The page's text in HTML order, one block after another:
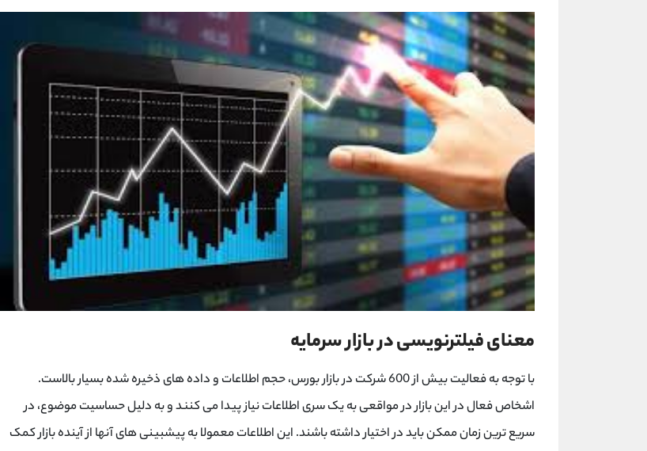
معنای فیلترنویسی در بازار سرمایه
با توجه به فعالیت بیش از 600 شرکت در بازار بورس، حجم اطلاعات و داده های ذخیره شده بسیار بالاست.
اشخاص فعال در این بازار در مواقعی به یک سری اطلاعات نیاز پیدا می کنند و به دلیل حساسیت موضوع، در
سریع ترین زمان ممکن باید در اختیار داشته باشند. این اطلاعات معمولا به پیشبینی های آنها از آینده بازار کمک